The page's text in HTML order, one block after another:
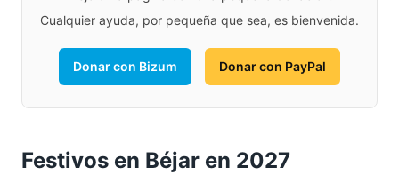
Cualquier ayuda, por pequeña que sea, es bienvenida.
Donar con Bizum Donar con PayPal
Festivos en Béjar en 2027